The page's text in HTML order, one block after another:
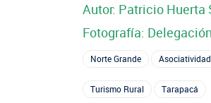
Oficina virtual de atención
Indicadores de Gestión
Crédito Corto Plazo
Ver todos los Programas
Suscríbase a nuestras
Autor: Patricio Huerta
Fotografía:
Norte Grande Asociatividad
Turismo Rural Tarapacá